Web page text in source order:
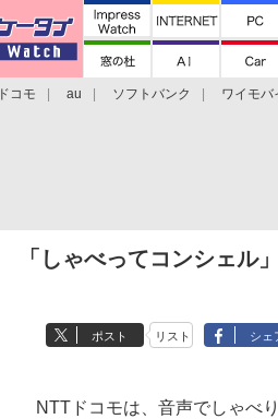
ドコモ au ソフトバンク ワイモバ
「しゃべってコンシェル
ポスト リスト シェ
NTTドコモは、音声でしゃべ